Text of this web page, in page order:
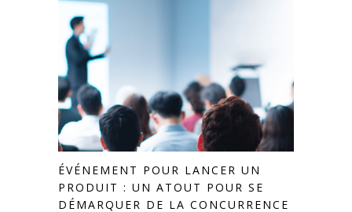
ÉVÉNEMENT POUR LANCER UN
PRODUIT : UN ATOUT POUR SE
DÉMARQUER DE LA CONCURRENCE